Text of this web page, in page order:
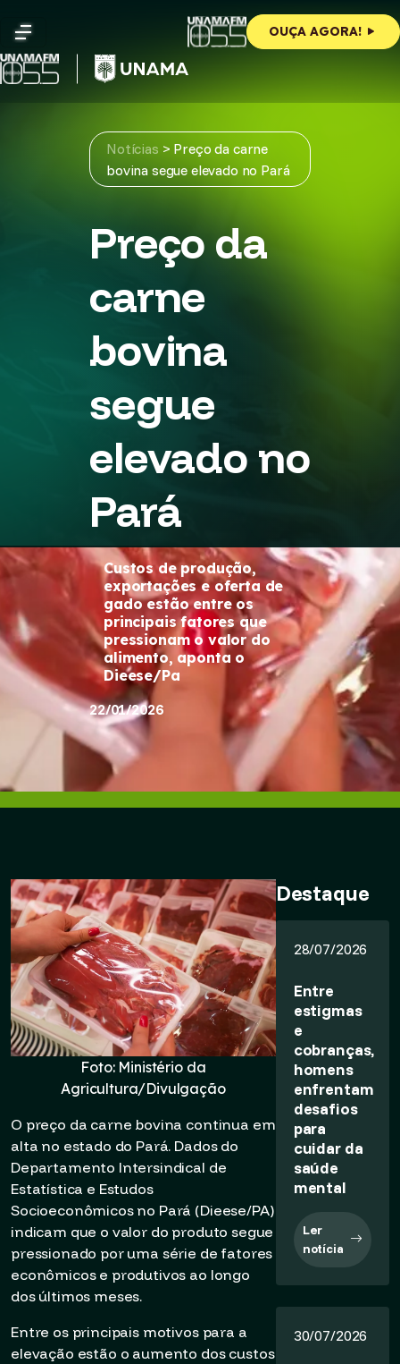
content
OUÇA AGORA!
Notícias > Preço da carne
bovina segue elevado no Pará
Preço da
carne
bovina
segue
elevado no
Pará
Custos de produção,
exportações e oferta de
gado estão entre os
principais fatores que
pressionam o valor do
alimento, aponta o
Dieese/Pa
22/01/2026
Foto: Ministério da
Agricultura/Divulgação
O preço da carne bovina continua em
alta no estado do Pará. Dados do
Departamento Intersindical de
Estatística e Estudos
Socioeconômicos no Pará (Dieese/PA)
indicam que o valor do produto segue
pressionado por uma série de fatores
econômicos e produtivos ao longo
dos últimos meses.
Entre os principais motivos para a
elevação estão o aumento dos custos
Destaque
28/07/2026
Entre
estigmas
e
cobranças,
homens
enfrentam
desafios
para
cuidar da
saúde
mental
Ler
notícia
30/07/2026